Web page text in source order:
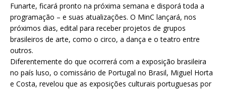
Funarte, ficará pronto na próxima semana e disporá toda a
programação – e suas atualizações. O MinC lançará, nos
próximos dias, edital para receber projetos de grupos
brasileiros de arte, como o circo, a dança e o teatro entre
outros.
Diferentemente do que ocorrerá com a exposição brasileira
no país luso, o comissário de Portugal no Brasil, Miguel Horta
e Costa, revelou que as exposições culturais portuguesas por